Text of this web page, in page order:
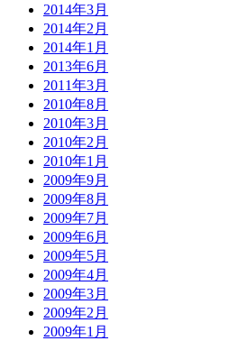
2014年3月
2014年2月
2014年1月
2013年6月
2011年3月
2010年8月
2010年3月
2010年2月
2010年1月
2009年9月
2009年8月
2009年7月
2009年6月
2009年5月
2009年4月
2009年3月
2009年2月
2009年1月